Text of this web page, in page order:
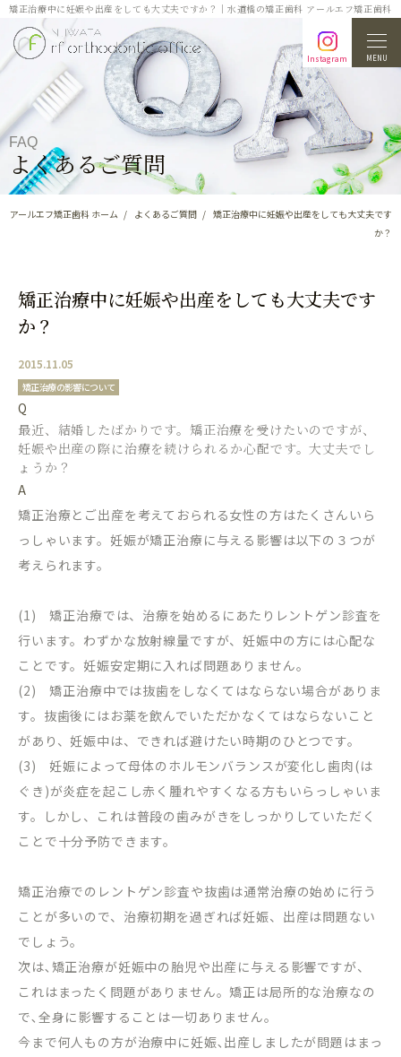
矯正治療中に妊娠や出産をしても大丈夫ですか？｜水道橋の矯正歯科 アールエフ矯正歯科
Instagram MENU
FAQ
よくあるご質問
アールエフ矯正歯科 ホーム よくあるご質問
矯正治療中に妊娠や出産をしても大丈夫です
か？
矯正治療中に妊娠や出産をしても大丈夫です
か？
2015.11.05
矯正治療の影響について
Q
最近、結婚したばかりです。矯正治療を受けたいのですが、
妊娠や出産の際に治療を続けられるか心配です。大丈夫でし
ょうか？
A
矯正治療とご出産を考えておられる女性の方はたくさんいら
っしゃいます。妊娠が矯正治療に与える影響は以下の３つが
考えられます。
(1) 矯正治療では、治療を始めるにあたりレントゲン診査を
行います。わずかな放射線量ですが、妊娠中の方には心配な
ことです。妊娠安定期に入れば問題ありません。
(2) 矯正治療中では抜歯をしなくてはならない場合がありま
す。抜歯後にはお薬を飲んでいただかなくてはならないこと
があり、妊娠中は、できれば避けたい時期のひとつです。
(3) 妊娠によって母体のホルモンバランスが変化し歯肉(は
ぐき)が炎症を起こし赤く腫れやすくなる方もいらっしゃいま
す。しかし、これは普段の歯みがきをしっかりしていただく
ことで十分予防できます。
矯正治療でのレントゲン診査や抜歯は通常治療の始めに行う
ことが多いので、治療初期を過ぎれば妊娠、出産は問題ない
でしょう。
次は､矯正治療が妊娠中の胎児や出産に与える影響ですが、
これはまったく問題がありません。矯正は局所的な治療なの
で､全身に影響することは一切ありません。
今まで何人もの方が治療中に妊娠､出産しましたが問題はまっ